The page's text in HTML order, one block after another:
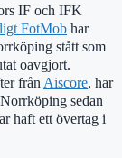
IF och IFK
FotMob har
stått som
oavgjort.
från Aiscore, har
sedan
haft ett övertag i